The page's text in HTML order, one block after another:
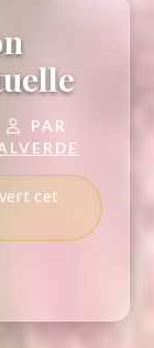
PAR
cet